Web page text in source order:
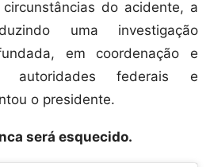
do acidente, a
uma investigação
em coordenação e
autoridades federais e
o presidente.
será esquecido.